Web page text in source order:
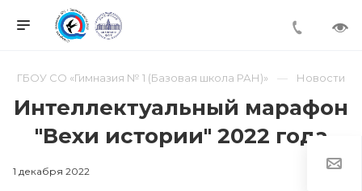
ГБОУ СО «Гимназия № 1 (Базовая школа РАН)» Новости
Интеллектуальный марафон
"Вехи истории" 2022 года
1 декабря 2022